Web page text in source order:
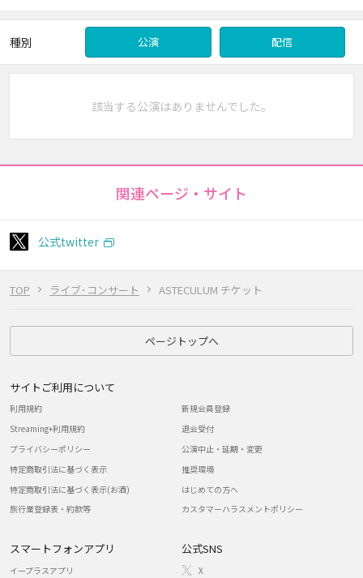
TOP ライブ･コンサート ASTECULUM チケット
種別 公演 配信
該当する公演はありませんでした。
関連ページ・サイト
公式twitter
ページトップへ
サイトご利用について
利用規約
Streaming+利用規約
プライバシーポリシー
特定商取引法に基づく表示
特定商取引法に基づく表示(お酒)
旅行業登録表・約款等
新規会員登録
退会受付
公演中止・延期・変更
推奨環境
はじめての方へ
カスタマーハラスメントポリシー
スマートフォンアプリ
イープラスアプリ
公式SNS
X